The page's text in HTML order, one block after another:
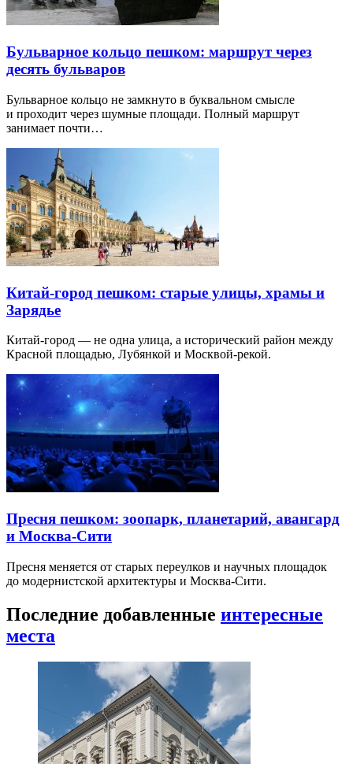
Бульварное кольцо пешком: маршрут через
десять бульваров
Бульварное кольцо не замкнуто в буквальном смысле
и проходит через шумные площади. Полный маршрут
занимает почти…
Китай-город пешком: старые улицы, храмы и
Зарядье
Китай-город — не одна улица, а исторический район между
Красной площадью, Лубянкой и Москвой-рекой.
Пресня пешком: зоопарк, планетарий, авангард
и Москва-Сити
Пресня меняется от старых переулков и научных площадок
до модернистской архитектуры и Москва-Сити.
Последние добавленные интересные
места